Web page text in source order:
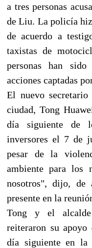
a tres personas
de Liu. La policía
de acuerdo a
taxistas de
personas han
acciones captadas
El nuevo
ciudad, Tong
día siguiente de
inversores el 7 de
pesar de la
ambiente para los
nosotros", dijo, de
presente en la
Tong y el
reiteraron su
día siguiente en la